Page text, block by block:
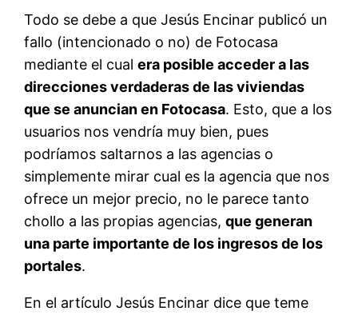
Todo se debe a que Jesús Encinar publicó un
fallo (intencionado o no) de Fotocasa
mediante el cualera posible acceder a las
direcciones verdaderas de las viviendas
que se anuncian en Fotocasa. Esto, que a los
usuarios nos vendría muy bien, pues
podríamos saltarnos a las agencias o
simplemente mirar cual es la agencia que nos
ofrece un mejor precio, no le parece tanto
chollo a las propias agencias,que generan
una parte importante de los ingresos de los
portales.
En el artículo Jesús Encinar dice que teme